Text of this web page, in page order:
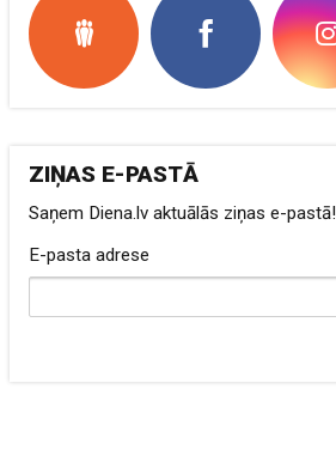
ZIŅAS E-PASTĀ
Saņem Diena.lv aktuālās ziņas e-pastā!
E-pasta adrese